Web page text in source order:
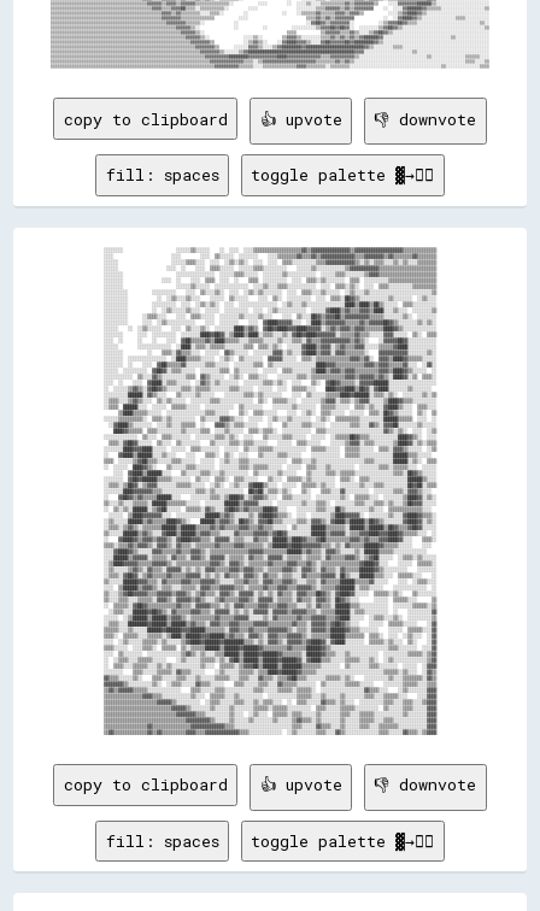
copy to clipboard 👍 upvote 👎 downvote
fill: spaces toggle palette ▓→✊🏽
░░░░░░░░                      ░░░░░░▒▒░░░░░░    ░░  ░░░░  ░░░░▒▒▒▒▒▒▒▒▒▒▒▒▒▒▒▒▒▒▒▒▓▓▒▒▓▓▓▓▓▓▓▓▓▓▓▓▓▓▓▓▒▒▓▓▓▓▓▓▓▓▓▓▓▓▓▓▓▓▓▓▓▓▒▒▒▒▒▒▒▒▒▒▒▒▒▒
░░░░                        ░░░░        ░░░░  ▒▒░░░░░░  ░░░░░░░░    ░░░░▒▒▒▒▒▒▒▒▓▓▒▒▒▒▓▓▒▒▓▓▓▓▓▓▓▓▓▓▓▓▓▓▒▒▒▒▓▓▓▓▓▓▓▓▒▒▓▓▒▒▒▒▒▒▒▒▓▓▒▒▒▒▒▒▒▒
░░░░░░                      ░░░░░░▒▒▒▒░░░░  ░░░░  ░░▒▒░░▒▒░░  ░░░░  ░░░░  ▒▒▒▒░░░░░░░░░░▒▒▒▒▓▓▓▓▓▓▓▓▓▓▓▓▒▒░░▒▒░░▒▒▒▒░░░░▒▒░░▒▒░░░░▒▒▒▒▒▒▒▒
░░░░░░                    ░░░░  ░░    ░░░░  ▒▒▒▒░░░░░░  ░░░░░░▒▒▒▒░░░░░░░░░░    ░░░░░░▒▒░░░░░░░░░░░░▒▒▓▓▓▓▓▓▓▓▓▓▓▓▒▒▒▒▒▒▒▒▒▒▒▒▒▒▒▒▒▒▒▒▒▒▒▒
░░░░░░░░                      ░░░░░░░░░░░░░░░░  ░░░░░░▒▒▒▒░░░░░░  ░░░░░░░░▒▒░░░░░░░░░░░░  ░░░░░░▒▒▒▒░░░░░░░░▒▒▓▓▓▓▒▒▒▒▒▒▒▒▒▒▒▒▒▒▒▒▒▒▒▒▒▒▒▒
░░░░░░░░                ░░░░  ░░    ░░░░  ▒▒▒▒  ░░░░  ░░    ▒▒▒▒  ░░░░░░░░░░  ░░░░  ▒▒▒▒░░▒▒░░░░░░░░  ▒▒▒▒  ░░░░░░░░░░▒▒▒▒▒▒▒▒▒▒▒▒▒▒▒▒▒▒▒▒
░░░░░░░░                      ░░░░░░▒▒░░░░░░  ░░░░░░░░░░░░░░  ░░░░▒▒░░░░▒▒▒▒░░░░░░░░░░░░  ░░░░  ▒▒▒▒░░▒▒░░  ░░░░  ▒▒▒▒░░░░░░░░░░▒▒▒▒▒▒▒▒▒▒
░░░░░░░░░░          ░░░░░░░░░░    ░░░░  ▒▒░░░░▒▒░░  ░░░░  ░░▒▒░░▒▒░░░░░░░░  ░░░░  ▒▒▒▒░░░░▒▒░░░░░░  ░░▒▒░░░░▒▒░░░░░░░░░░░░░░░░░░░░░░░░░░▒▒
░░░░░░░░░░            ░░  ░░▒▒░░░░▒▒░░░░    ░░░░░░  ▒▒░░░░░░    ░░░░  ▒▒░░  ░░░░░░░░░░  ░░░░  ▒▒▒▒░░██▓▓▒▒░░░░░░░░░░░░▒▒░░░░░░░░  ░░▒▒░░░░
░░░░░░░░░░          ░░░░░░░░░░  ░░░░  ░░▒▒░░▒▒░░  ░░░░  ░░░░░░░░░░░░░░░░  ░░▒▒░░░░▒▒░░░░░░░░░░░░░░░░████▒▒████▒▒██▒▒░░░░░░  ▒▒▒▒░░░░░░░░░░
░░░░░░░░░░          ░░  ░░▒▒░░░░░░▒▒░░░░  ░░░░░░  ░░░░░░░░░░  ░░░░  ░░▒▒░░░░░░░░░░░░  ░░░░░░▓▓████▒▒▓▓▒▒▒▒▓▓▓▓▒▒████░░░░▒▒░░░░  ░░░░░░░░▒▒
░░░░░░░░░░      ░░▒▒▒▒░░░░    ░░░░  ▒▒▒▒░░░░░░  ░░░░░░░░▒▒░░░░░░▒▒░░░░    ░░░░  ▒▒░░░░██▓▓▒▒▓▓▓▓██▒▒▓▓▓▓▓▓▓▓▓▓▒▒▒▒▒▒░░░░░░░░▒▒░░  ░░░░░░░░
░░░░░░░░░░      ░░░░  ░░▒▒░░░░░░░░░░░░    ░░░░  ░░░░░░░░    ░░░░  ▓▓████▓▓▓▓▓▓░░░░  ░░████▒▒▓▓▓▓▓▓▓▓▒▒▒▒▒▒▓▓▒▒▓▓▓▓▓▓██▓▓▒▒░░░░░░░░▒▒░░▒▒░░
░░░░░░    ░░  ░░▒▒░░░░░░    ░░░░  ▒▒░░░░▒▒░░  ░░░░░░░░████▒▒▓▓▒▒  ▓▓██▓▓████▓▓▓▓████▓▓▓▓▓▓░░▒▒▓▓▒▒▓▓▓▓▒▒▓▓▓▓▒▒▒▒▒▒▒▒████▓▓▒▒░░░░░░░░░░░░░░
░░░░░░░░      ░░░░  ░░░░░░░░░░  ░░░░░░░░████▓▓██▓▓░░▒▒████▒▒████░░▒▒▒▒░░░░▒▒░░▓▓██▓▓████▓▓▓▓▓▓▓▓░░▒▒▒▒▒▒▓▓▒▒▒▒░░░░░░▓▓▓▓░░░░░░  ▒▒░░  ▒▒▒▒
░░░░  ░░      ░░    ░░    ░░░░  ▓▓██▒▒▒▒▒▒▓▓▒▒████▒▒▒▒▒▒░░░░▒▒▒▒▒▒░░░░░░▒▒░░░░▒▒▒▒░░▓▓▒▒▒▒▓▓▓▓▓▓▓▓▓▓▓▓▒▒▓▓▒▒░░    ░░▓▓▓▓▓▓██▓▓░░░░░░░░░░░░
░░░░░░        ░░░░░░░░░░░░░░  ░░████░░▒▒▒▒░░▒▒▒▒▒▒░░░░░░░░▒▒▒▒  ▒▒▒▒░░▒▒░░  ░░░░░░▓▓████▒▒▓▓▓▓░░▒▒▓▓▒▒▒▒▓▓▓▓░░░░░░▒▒▒▒▒▒▓▓████░░░░░░░░░░░░
░░░░░░░░          ░░    ▒▒▒▒░░▓▓▒▒▒▒░░░░  ░░░░░░  ▓▓▒▒░░░░░░  ░░░░░░░░▓▓▓▓░░▒▒░░░░▓▓████▒▒▓▓▓▓░░▓▓▓▓▒▒▒▒▒▒▒▒░░    ▓▓▓▓▓▓▓▓▓▓▓▓░░░░░░░░▒▒░░
░░░░░░░░  ░░░░░░░░░░░░░░░░  ░░████▒▒▒▒▒▒░░░░░░  ░░▒▒░░  ▒▒░░░░░░░░  ▓▓▓▓▓▓░░░░░░  ▒▒▒▒░░▒▒▒▒▒▒▒▒▒▒▒▒▒▒▓▓▓▓▒▒▓▓░░  ▓▓▓▓▒▒████▓▓▒▒▒▒▒▒░░░░░░
░░░░░░░░  ░░    ░░░░  ▓▓██▒▒▒▒▒▒▓▓░░░░░░░░▒▒▒▒░░░░░░  ░░░░░░░░▒▒▒▒  ▒▒░░░░░░░░░░░░░░░░░░████▓▓▓▓▒▒▒▒▒▒▒▒▒▒▒▒▓▓▓▓▒▒▓▓▓▓▒▒▒▒▒▒▓▓░░░░  ░░▓▓░░
░░░░░░  ░░░░░░░░░░  ▓▓██▓▓░░▒▒▒▒░░░░░░  ░░░░░░░░▒▒▒▒  ▒▒░░░░░░░░  ░░░░░░  ▒▒▒▒░░░░░░░░▒▒████▒▒▓▓▓▓▒▒▓▓▓▓▒▒▒▒▒▒▒▒▒▒▓▓▓▓▒▒████▓▓▒▒░░░░░░  ░░
░░░░░░░░░░░░  ▒▒░░░░▓▓▒▒░░░░░░░░░░▒▒▒▒  ▓▓▒▒░░░░░░  ░░▒▒░░  ▒▒▒▒░░░░    ░░░░░░░░▒▒▒▒░░▒▒▒▒▒▒▒▒▒▒▒▒▒▒▓▓▓▓▒▒▓▓▓▓▓▓▒▒▓▓▒▒░░████▓▓░░▒▒  ▒▒▒▒░░
░░░░  ░░    ░░░░  ▓▓████░░▒▒▒▒░░░░░░  ░░▓▓▒▒░░▒▒░░░░░░░░  ░░░░░░░░▒▒▒▒░░▒▒░░  ░░░░    ▒▒░░  ▓▓██▓▓▒▒▒▒▒▒░░▓▓▓▓▓▓██████░░░░░░░░░░░░░░░░░░░░
░░  ░░░░░░▒▒▓▓▒▒░░▓▓██▓▓▒▒░░░░░░▒▒▒▒░░▒▒▒▒▒▒░░░░░░░░▒▒▒▒░░░░░░  ░░░░░░  ░░░░  ▒▒▒▒▒▒░░░░    ████▓▓▓▓████▒▒██▓▓░░▓▓████░░░░░░░░▒▒░░░░░░░░  
░░░░░░░░░░██████░░▓▓▒▒░░░░    ▒▒░░░░░░▒▒░░░░░░    ░░░░░░░░▒▒▒▒░░▒▒░░░░░░░░    ░░░░  ▒▒░░░░░░▒▒▒▒▒▒████▓▓██████░░▒▒▒▒░░▒▒░░  ░░░░░░░░▒▒░░▒▒
░░▒▒▒▒░░░░▒▒▓▓▒▒░░░░  ▒▒░░▒▒░░░░░░  ░░░░░░░░▒▒▒▒░░░░░░░░░░░░░░  ▒▒░░  ▒▒▒▒▒▒░░░░  ░░░░░░░░▒▒▓▓▓▓░░▒▒▒▒░░▒▒▓▓▓▓░░░░░░▒▒████▓▓▒▒▒▒░░░░░░░░░░
░░▒▒▒▒  ██████░░░░  ░░░░░░  ▒▒▒▒▒▒░░░░░░  ░░░░░░░░░░░░  ▒▒░░░░░░░░    ░░░░░░░░▒▒░░░░░░░░  ▒▒▒▒▒▒░░░░░░  ▒▒▒▒░░▒▒░░░░▓▓████▒▒░░░░  ▒▒▒▒░░░░
      ▒▒████▒▒▒▒▒▒░░░░░░  ░░░░░░░░░░░░░░░░▒▒▒▒░░░░░░    ▒▒░░  ▒▒▒▒░░░░░░    ░░░░  ░░▒▒░░  ▒▒▒▒░░░░░░  ░░░░░░  ▒▒▒▒░░██▓▓▒▒░░░░░░  ▒▒░░  ▒▒
░░░░░░▒▒▒▒▒▒▒▒▒▒░░  ▒▒▒▒░░▒▒░░░░░░░░░░  ▒▒░░░░░░▓▓▓▓▒▒░░░░  ░░░░░░  ░░▒▒░░░░▒▒░░░░░░░░  ░░▒▒░░  ▒▒▒▒▒▒▒▒▒▒░░░░░░░░░░██████▒▒▒▒▒▒  ░░░░  ░░
  ░░▓▓████▒▒░░░░░░░░  ░░░░▒▒░░░░▒▒▒▒▒▒  ░░    ▓▓▓▓▒▒░░▒▒▒▒░░░░░░    ░░    ▒▒░░░░░░▒▒▒▒░░░░░░  ░░░░░░░░▒▒▒▒░░░░▓▓▒▒░░▓▓▓▓██░░░░░░░░▒▒░░░░░░
    ████▓▓▒▒▒▒▒▒  ▒▒▒▒░░░░░░░░░░▒▒░░░░░░▒▒▒▒  ░░░░▒▒░░░░░░  ▒▒▒▒░░▒▒▒▒░░  ░░░░░░░░░░░░  ▒▒▒▒░░░░░░░░░░░░░░░░░░░░░░░░▓▓▒▒░░▒▒░░  ░░░░  ░░▒▒
░░░░░░░░░░░░░░  ▒▒░░░░  ▒▒▒▒░░░░░░░░  ░░░░░░░░▒▒▒▒░░▒▒░░  ░░░░    ▒▒░░░░░░▒▒▒▒░░░░░░  ░░░░░░  ░░▒▒▒▒▒▒██▓▓▒▒▒▒░░░░░░░░░░░░████▓▓▒▒░░  ░░░░
  ▒▒▒▒░░▓▓██▓▓░░░░░░  ▒▒░░░░  ▒▒░░░░░░░░    ▒▒░░░░░░▒▒▒▒░░▒▒▒▒░░░░░░    ░░░░░░  ▒▒▒▒░░░░░░    ░░░░░░▒▒▓▓▓▓░░▒▒▒▒░░░░░░░░▒▒████▓▓░░▒▒░░▒▒▒▒
░░░░░░░░████▓▓▓▓████░░░░░░  ░░░░░░  ▒▒▒▒░░░░░░░░  ░░░░░░  ▒▒░░░░▒▒▒▒▒▒░░░░░░░░░░░░░░  ▒▒▒▒▒▒░░░░░░  ▒▒▒▒▒▒░░░░░░  ▒▒▒▒░░▓▓▓▓▒▒░░░░░░  ░░▒▒
░░    ▓▓████▒▒██████░░░░▒▒░░░░    ░░░░    ▒▒▒▒░░  ▒▒░░  ░░░░    ▒▒░░░░░░▒▒▒▒░░░░░░    ░░░░░░░░░░░░  ▒▒▒▒▒▒░░░░░░░░░░░░░░██████▒▒▒▒░░░░░░  
▒▒▒▒  ░░░░░░▒▒▓▓██▒▒▒▒░░░░░░▒▒▒▒░░░░░░  ░░░░░░  ░░▒▒░░░░▒▒▒▒░░░░░░░░░░░░░░░░  ▒▒▒▒░░░░▒▒░░░░░░░░░░░░░░░░░░░░▒▒▒▒░░░░░░░░██████░░▒▒░░  ▒▒▒▒
░░  ░░░░░░  ████▓▓▒▒░░    ▒▒░░░░░░▒▒▒▒░░░░░░░░  ░░░░░░░░▒▒▒▒░░▒▒▒▒▒▒░░░░░░  ░░░░░░  ▒▒▒▒░░░░▒▒░░░░░░░░░░  ░░░░░░░░▒▒▒▒░░▒▒▒▒▒▒░░░░  ░░░░░░
    ░░░░  ▓▓████▒▒██████░░░░    ▒▒░░░░░░▒▒▒▒░░░░▒▒░░░░░░░░░░  ▒▒░░░░░░░░▒▒░░░░░░    ▒▒░░░░░░▒▒▒▒░░▒▒▒▒▒▒░░░░░░░░░░░░░░░░▒▒▒▒░░██▓▓▒▒░░░░░░
░░░░░░░░  ▓▓██▓▓██████▒▒▒▒▒▒░░░░░░░░  ▒▒░░░░  ▒▒▒▒░░  ▒▒▒▒░░░░░░    ▒▒░░░░  ▒▒▒▒▒▒░░▒▒░░░░░░░░░░  ▒▒▒▒░░  ▒▒▒▒░░░░░░░░░░░░░░░░██████▒▒░░░░
░░▒▒▒▒░░▒▒██▓▓░░▒▒▓▓▓▓░░░░░░░░▒▒▒▒▒▒░░░░░░  ░░▒▒░░  ░░▒▒░░░░▓▓████▒▒░░░░  ░░░░░░  ▒▒▒▒▒▒░░▒▒░░░░  ░░░░░░░░▒▒░░░░▒▒▒▒░░░░░░░░░░██▓▓██░░▒▒▒▒
░░░░░░░░████▓▓▓▓▓▓▓▓▒▒▒▒░░░░░░░░░░░░░░▒▒▒▒░░▒▒░░░░░░░░░░░░  ██▓▓██░░▒▒▒▒░░▒▒░░    ▒▒░░    ▒▒▒▒░░░░▓▓░░░░░░░░░░  ░░░░░░░░▒▒▒▒░░▓▓▓▓▒▒░░░░  
░░    ▓▓██▓▓▒▒▓▓▒▒▒▒▒▒██████░░░░    ░░░░░░░░▒▒▒▒░░▒▒████▓▓░░▒▒▓▓▓▓▒▒░░░░  ▒▒▒▒░░░░░░░░  ░░░░░░░░░░▒▒░░  ▒▒▒▒▒▒░░░░  ░░░░░░░░▒▒████▓▓░░▒▒░░
▒▒░░░░▒▒░░░░▒▒▒▒▒▒░░██████▒▒▒▒▒▒▒▒░░░░░░  ░░░░░░░░██████▒▒▓▓▓▓▓▓░░░░░░  ░░░░░░░░░░▒▒░░░░▒▒▒▒░░  ░░░░░░░░▒▒▒▒░░░░▒▒▒▒░░▒▒░░░░▒▒██▓▓▓▓░░░░░░
░░  ▒▒░░▒▒░░██████░░▒▒▓▓██░░░░░░  ▒▒▒▒▒▒░░▓▓▒▒░░░░▓▓██▓▓▒▒▓▓▒▒▒▒▒▒████▓▓░░░░    ░░░░░░░░▒▒▒▒░░░░██▒▒░░░░░░░░░░▒▒░░░░  ▒▒▒▒▒▒▒▒▒▒▒▒▒▒░░░░  
  ░░░░░░  ▒▒████▓▓▓▓▓▓▓▓░░░░  ░░░░░░░░░░░░██████▒▒▓▓▒▒░░░░░░▒▒░░▓▓████▓▓▒▒▒▒░░  ░░░░  ░░░░░░░░▒▒████▓▓▓▓▓▓░░  ░░░░░░░░▒▒░░░░▓▓████▓▓▒▒▒▒░░
░░▒▒░░░░░░██████▒▒▓▓▒▒▒▒▒▒████▓▓▒▒░░    ██████▒▒▓▓▓▓▒▒░░██▓▓▒▒░░▓▓▓▓██▒▒▒▒░░░░░░▒▒▒▒░░▓▓▓▓▒▒░░▓▓████▒▒██████▒▒██▓▓▒▒░░░░░░░░▓▓████▓▓░░▒▒░░
░░▒▒▒▒░░▒▒▓▓▒▒░░▒▒▒▒▒▒▒▒██████▒▒██████▒▒▒▒▒▒▓▓▒▒▓▓▒▒▒▒▒▒▓▓▓▓▒▒▒▒▓▓▒▒▒▒░░░░░░  ▒▒░░░░░░██████▒▒▒▒▒▒▒▒░░██████▒▒██████▒▒██▓▓▒▒▒▒▓▓██▓▓░░░░░░
▒▒░░░░░░██████▒▒▓▓▒▒░░░░▓▓████▒▒██████▒▒▓▓▓▓▒▒▒▒░░░░░░▓▓▒▒▒▒▒▒▓▓▓▓▓▓▒▒▓▓██▓▓░░░░░░░░░░██████▒▒▓▓▓▓▓▓░░▒▒▒▒▓▓▓▓████▓▓▓▓████▓▓▒▒▒▒▒▒░░░░  ░░
░░    ▓▓████▓▓▒▒▓▓▓▓▒▒▓▓▓▓▒▒░░▓▓████▓▓▓▓▒▒▒▒░░▓▓▓▓▓▓░░▒▒▒▒░░░░▓▓▒▒▒▒░░██████▒▒████▓▓▒▒▒▒▓▓██▒▒▒▒▒▒▒▒▒▒▓▓▓▓▒▒▓▓▒▒▒▒▓▓▓▓████▓▓░░░░    ▒▒▒▒░░
▒▒▒▒░░▒▒▒▒▓▓▒▒▓▓▓▓▒▒░░▓▓▓▓▒▒░░▓▓▒▒▒▒░░▒▒▒▒▒▒▒▒▓▓▒▒▒▒▒▒▓▓▓▓▒▒▒▒▒▒▒▒░░▒▒██████▓▓████▓▓▓▓▓▓▓▓▒▒▒▒░░▒▒░░▓▓▒▒▒▒▒▒██████▓▓▒▒▒▒▒▒░░░░░░    ░░░░  
░░░░▓▓████▓▓▒▒░░░░░░▓▓▓▓▒▒▒▒▒▒▓▓▒▒▒▒▓▓▓▓▒▒░░▒▒▒▒▒▒▒▒▒▒▒▒▒▒▒▒▓▓▓▓▓▓▒▒▒▒▒▒▒▒▒▒██████▒▒▓▓▒▒▒▒░░▓▓▓▓▒▒░░░░░░▒▒░░██████▒▒▒▒▒▒░░░░░░░░░░░░░░    
░░░░██████▒▒▓▓▓▓▓▓░░▒▒▒▒▒▒░░▓▓▒▒▒▒░░▓▓▓▓▒▒░░▓▓▓▓▓▓░░▒▒▒▒▒▒░░▓▓▒▒▒▒░░▓▓▓▓▓▓░░▒▒▒▒▒▒░░▒▒▒▒▒▒░░▓▓▒▒▒▒▒▒▓▓▓▓▒▒░░▒▒▓▓██░░░░░░  ░░▒▒▒▒░░▒▒░░░░░░
░░▒▒████▓▓▓▓▓▓▒▒▒▒▒▒▓▓▓▓▓▓▒▒░░▒▒▒▒▒▒▒▒▒▒▒▒▒▒▓▓▓▓▒▒░░▓▓▓▓▒▒░░▒▒▒▒▒▒▒▒▓▓▒▒▒▒▒▒▓▓▓▓▒▒▒▒▓▓▒▒░░▒▒▒▒▒▒▒▒▒▒▒▒▒▒▒▒▓▓████▓▓░░░░    ░░░░░░  ▒▒▒▒▒▒░░
░░▒▒░░░░░░▒▒▓▓▒▒░░▓▓▒▒▒▒░░▓▓▓▓▓▓░░▒▒░░▒▒░░▓▓▓▓▒▒▒▒▒▒▓▓▓▓▒▒▓▓▓▓▒▒▒▒░░▒▒▒▒▒▒▓▓▓▓▒▒░░▓▓▓▓▒▒░░▓▓▒▒▒▒░░▓▓▒▒▒▒▒▒██████▓▓▒▒░░░░░░░░░░    ░░░░░░░░
░░▒▒▒▒░░▓▓██▓▓░░▒▒▓▓▒▒▒▒▒▒▓▓▒▒▒▒▒▒▓▓▓▓▓▓░░▒▒░░▒▒░░▓▓▒▒▒▒░░▓▓▓▓▒▒░░▓▓▒▒▒▒░░▒▒▒▒░░░░▓▓▒▒▒▒▒▒▓▓▓▓▓▓░░██▒▒░░░░██████▒▒▒▒░░░░  ▒▒▒▒▒▒░░░░    ░░
▒▒░░░░░░██████▓▓▓▓▒▒▒▒░░▓▓▒▒▒▒▒▒▓▓▓▓▒▒▒▒▓▓▓▓▓▓▒▒░░░░░░▒▒▒▒▓▓▒▒▒▒░░▓▓▓▓▒▒▒▒▓▓▓▓▒▒░░░░▒▒▒▒░░▓▓▒▒▒▒▒▒██████▒▒▒▒▒▒▓▓░░░░░░    ░░░░  ░░▒▒▒▒░░░░
░░░░  ▒▒██████▒▒▓▓▓▓▒▒░░▒▒▒▒░░░░▒▒▒▒▒▒░░▓▓▓▓▒▒▒▒▓▓▓▓▓▓▒▒▒▒░░▒▒▒▒▒▒▓▓▒▒▒▒▓▓▓▓▒▒▒▒▓▓▓▓▓▓▒▒░░▒▒▒▒▒▒▓▓██████░░▒▒▒▒░░░░░░    ░░░░░░░░░░░░░░  ░░
▒▒░░░░▒▒▓▓██▓▓▓▓▓▓▒▒▒▒▓▓▓▓▓▓▒▒▓▓▓▓▒▒░░▒▒▓▓▒▒▒▒░░▓▓▓▓▒▒░░▓▓▓▓▓▓░░▒▒░░▒▒░░▓▓▒▒▒▒░░▓▓▓▓▒▒▒▒██▓▓▒▒░░▓▓████▓▓░░░░░░  ▒▒▒▒▒▒░░▒▒░░    ▒▒░░░░░░░░
▒▒░░░░▒▒▒▒░░░░▒▒▒▒▒▒░░▓▓▓▓▒▒░░▓▓▓▓▓▓▒▒▓▓▒▒░░░░▒▒▓▓▒▒▒▒▒▒▓▓▓▓▒▒░░▓▓▓▓▓▓░░▒▒▒▒▒▒░░▓▓▒▒▒▒░░▓▓▓▓▒▒░░██▓▓▒▒░░░░      ░░░░░░  ▒▒▒▒▒▒░░░░      ▒▒
░░  ▒▒▒▒▒▒░░▓▓██▓▓▒▒▒▒▒▒▒▒▒▒▒▒▓▓▒▒▒▒░░▓▓▓▓▓▓▒▒▒▒░░▒▒░░▓▓▓▓▒▒▒▒▒▒▓▓▓▓▒▒▒▒▓▓▓▓▒▒▒▒░░░░▒▒░░▓▓▒▒▒▒░░██████▒▒▒▒░░░░░░░░░░░░  ░░░░░░░░▒▒▒▒▒▒░░▒▒
  ░░▒▒▒▒░░░░██████▓▓██▓▓▒▒░░▓▓▒▒▒▒▒▒▓▓▓▓▒▒▒▒░░▓▓▓▓▓▓░░▒▒░░▒▒░░▓▓▓▓▓▓░░▓▓▓▓▓▓▒▒▓▓▓▓▓▓▒▒▒▒░░▒▒▒▒▒▒██████░░▒▒▒▒░░░░░░░░░░  ░░    ░░░░░░░░░░▓▓
░░░░░░  ░░▒▒██████▒▒██████▒▒▓▓▓▓▒▒░░▒▒▒▒▒▒▒▒▒▒▓▓▒▒▒▒▒▒▓▓▓▓▓▓░░░░░░▒▒░░▓▓▒▒▒▒▒▒▒▒▓▓▒▒▒▒▓▓▓▓▓▓▒▒▒▒▓▓████░░░░░░  ░░▒▒▒▒░░░░▒▒░░  ░░░░░░░░░░▒▒
░░▒▒▒▒░░░░████████▓▓██████▒▒██████▒▒▓▓▒▒▒▒░░▓▓▓▓▒▒▒▒▓▓▓▓▒▒▒▒▒▒▓▓▓▓▓▓▒▒▒▒▒▒▒▒▒▒▓▓▒▒▒▒░░▓▓▓▓▓▓▒▒▓▓██▓▓▒▒░░░░    ░░░░░░  ▒▒▒▒▒▒░░░░░░    ░░▓▓
▒▒▒▒▒▒░░░░▒▒░░░░░░██████▓▓██████▓▓▓▓██████▒▒▒▒▒▒▒▒░░▓▓▓▓▒▒▒▒▓▓▒▒▒▒▒▒▓▓▓▓▓▓▓▓▒▒░░▒▒▒▒░░▓▓▓▓▓▓▒▒██████▓▓▒▒▒▒░░░░░░░░    ░░░░░░  ▒▒▒▒▒▒░░░░▓▓
▒▒▒▒░░  ▒▒▒▒▒▒░░░░▒▒▒▒▒▒░░▒▒████▒▒██████▓▓▓▓██████▒▒▓▓▒▒▒▒░░▓▓▓▓▒▒░░▓▓▓▓▒▒▒▒▓▓▓▓▓▓▒▒░░▒▒▒▒▒▒▒▒██████▒▒▒▒▒▒▒▒  ▒▒▒▒░░  ░░░░  ░░▒▒░░░░  ░░▓▓
░░░░  ░░▒▒░░░░░░▒▒▒▒▒▒░░▒▒░░░░░░▒▒▓▓████▓▓██████▓▓████████▒▒▒▒░░▒▒░░▓▓▓▓▒▒░░▓▓▓▓▓▓▒▒▓▓████▓▓░░▓▓████░░░░░░░░  ▒▒▒▒▒▒░░▒▒░░░░  ▒▒░░    ░░▓▓
▒▒▒▒░░░░░░  ░░░░▒▒▒▒░░  ▒▒▒▒▒▒  ▒▒░░▒▒▒▒▒▒██████▒▒██████▓▓██████▓▓▒▒▒▒▒▒▒▒▒▒▓▓▒▒▒▒▒▒██████▓▓▒▒░░░░░░░░░░░░░░░░░░░░░░░░▒▒▒▒░░░░░░░░  ░░░░▓▓
░░░░  ▒▒░░░░░░░░  ░░░░░░░░░░░░░░▒▒▓▓▒▒░░▒▒░░░░▒▒▒▒██████▒▒██████▓▓██████▓▓▒▒▒▒▒▒▒▒░░██████▓▓▒▒▒▒░░░░▒▒░░░░░░░░░░░░  ░░░░░░░░░░▒▒▒▒▒▒░░▒▒▓▓
░░  ░░▒▒▒▒░░░░▒▒▒▒▒▒░░░░░░    ░░▒▒░░░░░░▒▒▒▒▒▒░░▒▒░░▓▓██▒▒██████▒▒██████▓▓██████▓▓░░▓▓████▒▒▒▒░░░░░░▒▒▒▒▒▒░░░░▒▒░░  ░░▒▒░░░░░░░░░░░░░░▒▒▓▓
░░  ▒▒▒▒░░░░▒▒▒▒▒▒░░░░▒▒░░▒▒░░░░░░░░░░░░▒▒░░░░  ▒▒▒▒▒▒░░▒▒▓▓▓▓██▒▒██████▒▒████████▒▒▒▒▒▒▒▒░░░░░░░░  ▒▒░░░░░░░░▒▒▒▒░░░░░░░░  ░░░░░░  ░░▓▓▓▓
░░░░░░░░    ▒▒▒▒░░░░░░▒▒▒▒▒▒░░▓▓▒▒▒▒░░░░░░    ░░▒▒░░░░░░▒▒▒▒▒▒░░▒▒▒▒████▓▓██████▓▓▒▒▒▒▒▒░░░░░░░░░░░░░░░░░░░░░░░░░░░░▒▒▒▒▒▒░░▒▒░░░░  ░░▓▓▒▒
▓▓▒▒▒▒░░░░░░▒▒░░    ▒▒▒▒░░░░░░▒▒▒▒░░░░▒▒░░░░░░▒▒▒▒▒▒░░░░▒▒▒▒░░░░▓▓▒▒▒▒░░▒▒▒▒▓▓██▒▒▒▒░░░░░░░░▒▒▒▒▒▒░░▒▒░░    ░░░░░░░░░░▒▒░░░░▒▒▒▒▒▒▒
copy to clipboard 👍 upvote 👎 downvote
fill: spaces toggle palette ▓→✊🏽